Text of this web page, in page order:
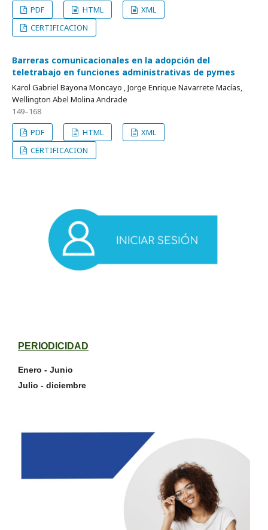
PDF
HTML
XML
CERTIFICACION
Barreras comunicacionales en la adopción del
teletrabajo en funciones administrativas de pymes
Karol Gabriel Bayona Moncayo , Jorge Enrique Navarrete Macías,
Wellington Abel Molina Andrade
149–168
PDF
HTML
XML
CERTIFICACION
PERIODICIDAD
Enero - Junio
Julio - diciembre